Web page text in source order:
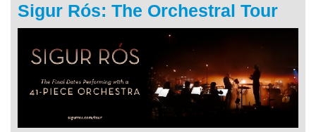
Sigur Rós: The Orchestral Tour